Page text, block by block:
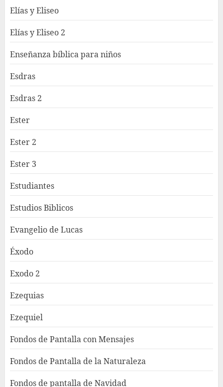
Elías y Eliseo
Elías y Eliseo 2
Enseñanza bíblica para niños
Esdras
Esdras 2
Ester
Ester 2
Ester 3
Estudiantes
Estudios Biblicos
Evangelio de Lucas
Éxodo
Exodo 2
Ezequias
Ezequiel
Fondos de Pantalla con Mensajes
Fondos de Pantalla de la Naturaleza
Fondos de pantalla de Navidad